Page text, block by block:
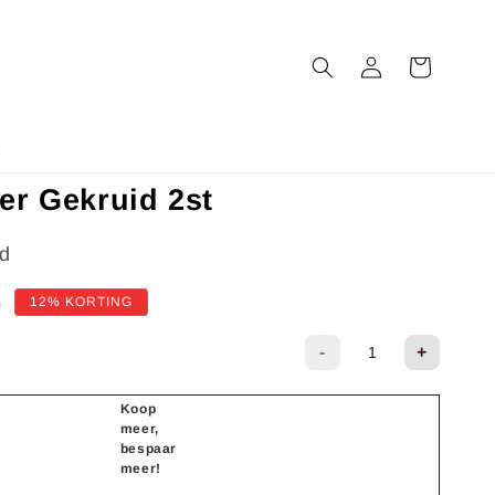
InloggenWinkelwagen
Gekruid 2st
12% KORTING
- +
Koop
meer,
bespaar
meer!